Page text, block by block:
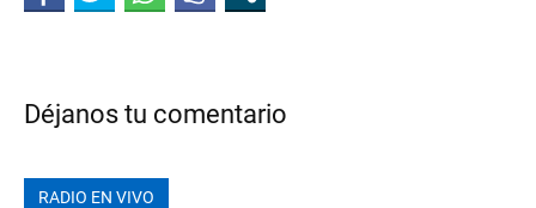
Déjanos tu comentario
RADIO EN VIVO